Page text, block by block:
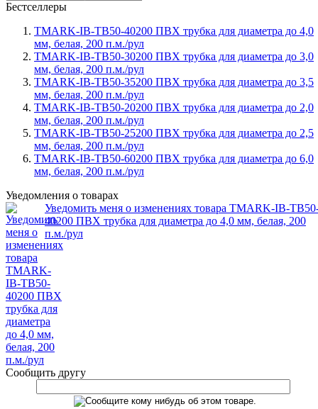
Бестселлеры
TMARK-IB-TB50-40200 ПВХ трубка для диаметра до 4,0
мм, белая, 200 п.м./рул
TMARK-IB-TB50-30200 ПВХ трубка для диаметра до 3,0
мм, белая, 200 п.м./рул
TMARK-IB-TB50-35200 ПВХ трубка для диаметра до 3,5
мм, белая, 200 п.м./рул
TMARK-IB-TB50-20200 ПВХ трубка для диаметра до 2,0
мм, белая, 200 п.м./рул
TMARK-IB-TB50-25200 ПВХ трубка для диаметра до 2,5
мм, белая, 200 п.м./рул
TMARK-IB-TB50-60200 ПВХ трубка для диаметра до 6,0
мм, белая, 200 п.м./рул
Уведомления о товарах
Уведомить меня о изменениях товара TMARK-IB-
40200 ПВХ трубка для диаметра до 4,0 мм, белая, 200
п.м./рул
Сообщить другу